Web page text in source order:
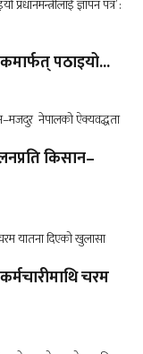
पठाइयो...
किसान–
चरम